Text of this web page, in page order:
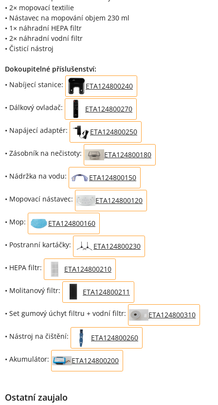
• 2× mopovací textilie
• Nástavec na mopování objem 230 ml
• 1× náhradní HEPA filtr
• 2× náhradní vodní filtr
• Čisticí nástroj
Dokoupitelné příslušenství:
• Nabíjecí stanice:
ETA124800240
• Dálkový ovladač: ETA124800270
• Napájecí adaptér: ETA124800250
• Zásobník na nečistoty: ETA124800180
• Nádržka na vodu: ETA124800150
• Mopovací nástavec: ETA124800120
• Mop: ETA124800160
• Postranní kartáčky: ETA124800230
• HEPA filtr: ETA124800210
• Molitanový filtr: ETA124800211
• Set gumový úchyt filtru + vodní filtr: ETA124800310
• Nástroj na čištění: ETA124800260
• Akumulátor: ETA124800200
Ostatní zaujalo